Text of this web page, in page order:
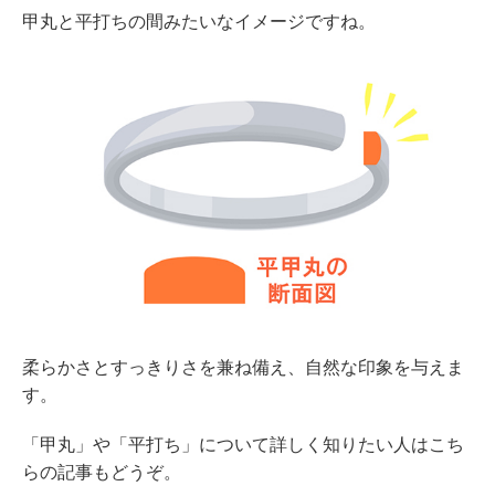
甲丸と平打ちの間みたいなイメージですね。
柔らかさとすっきりさを兼ね備え、自然な印象を与えま
す。
「甲丸」や「平打ち」について詳しく知りたい人はこち
らの記事もどうぞ。